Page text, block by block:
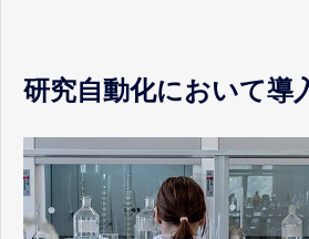
研究自動化において導